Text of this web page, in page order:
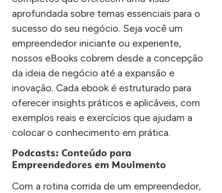
aprofundada sobre temas essenciais para o
sucesso do seu negócio. Seja você um
empreendedor iniciante ou experiente,
nossos eBooks cobrem desde a concepção
da ideia de negócio até a expansão e
inovação. Cada ebook é estruturado para
oferecer insights práticos e aplicáveis, com
exemplos reais e exercícios que ajudam a
colocar o conhecimento em prática.
Podcasts: Conteúdo para
Empreendedores em Movimento
Com a rotina corrida de um empreendedor,